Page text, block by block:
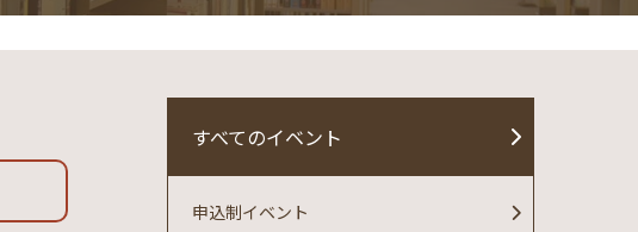
すべてのイベント
申込制イベント